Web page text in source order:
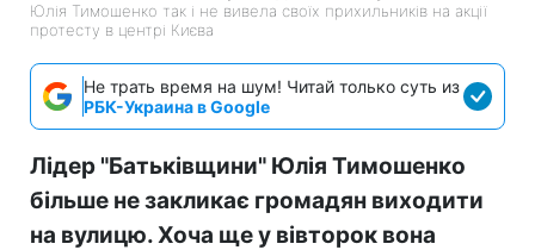
Юлія Тимошенко так і не вивела своїх прихильників на акції
протесту в центрі Києва
Не трать время на шум! Читай только суть из
РБК-Украина в Google
Лідер "Батьківщини" Юлія Тимошенко
більше не закликає громадян виходити
на вулицю. Хоча ще у вівторок вона